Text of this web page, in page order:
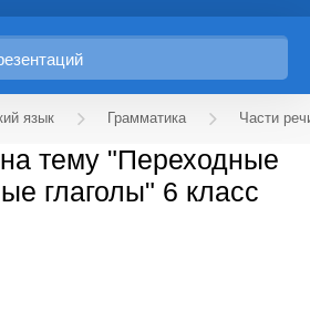
язык Грамматика Части
тему "Переходные
глаголы" 6 класс